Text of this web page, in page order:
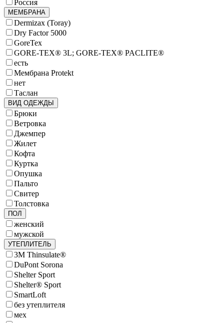
Россия
МЕМБРАНА
Dermizax (Toray)
Dry Factor 5000
GoreTex
GORE-TEX® 3L; GORE-TEX® PACLITE®
есть
Мембрана Protekt
нет
Таслан
ВИД ОДЕЖДЫ
Брюки
Ветровка
Джемпер
Жилет
Кофта
Куртка
Опушка
Пальто
Свитер
Толстовка
ПОЛ
женский
мужской
УТЕПЛИТЕЛЬ
3M Thinsulate®
DuPont Sorona
Shelter Sport
Shelter® Sport
SmartLoft
без утеплителя
мех